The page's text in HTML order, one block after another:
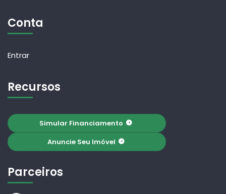
Conta
Entrar
Recursos
Simular Financiamento
Anuncie Seu Imóvel
Parceiros